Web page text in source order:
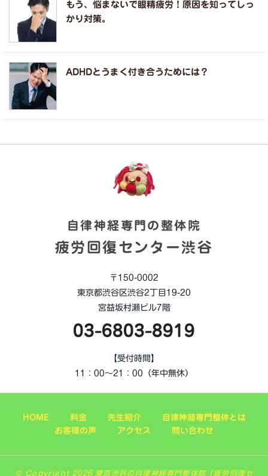
もう、悩まないで眼精疲労！原因を知ってしっ
かり対策。
ADHDとうまく付き合うためには？
自律神経専門の整体院
疲労回復センター渋谷
〒150-0002
東京都渋谷区渋谷2丁目19-20
宮益坂村瀬ビル7階
03-6803-8919
【受付時間】
11：00～21：00（年中無休）
HOME 料金 先生紹介
自律神経専門整体とは
お客様の声
アクセス 問い合わせ
© Copyright 2026 東京渋谷の自律神経専門整体院「疲労回復セ